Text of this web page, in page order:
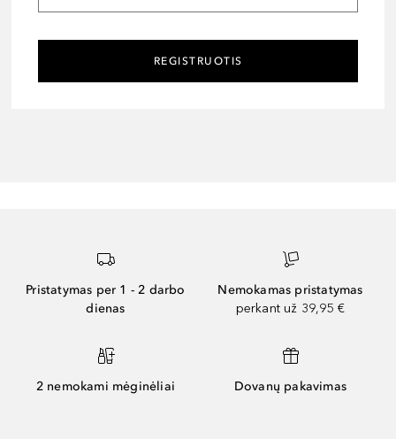
REGISTRUOTIS
Pristatymas per 1 - 2 darbo
dienas
Nemokamas pristatymas
perkant už 39,95 €
2 nemokami mėginėliai Dovanų pakavimas